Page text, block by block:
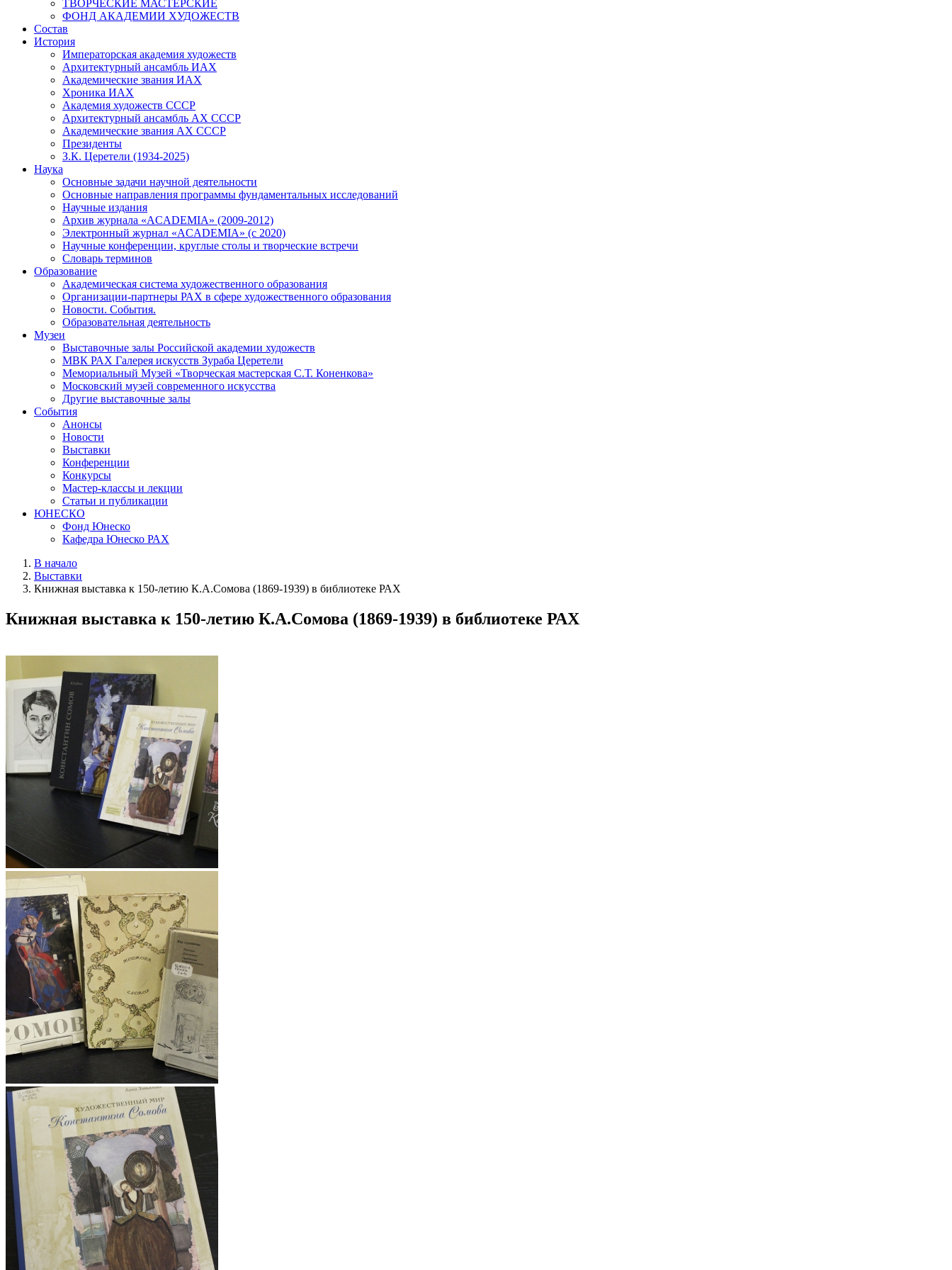
ТВОРЧЕСКИЕ МАСТЕРСКИЕ
ФОНД АКАДЕМИИ ХУДОЖЕСТВ
Состав
История
Императорская академия художеств
Архитектурный ансамбль ИАХ
Академические звания ИАХ
Хроника ИАХ
Академия художеств СССР
Архитектурный ансамбль АХ СССР
Академические звания АХ СССР
Президенты
З.К. Церетели (1934-2025)
Наука
Основные задачи научной деятельности
Основные направления программы фундаментальных исследований
Научные издания
Архив журнала «ACADEMIA» (2009-2012)
Электронный журнал «ACADEMIA» (с 2020)
Научные конференции, круглые столы и творческие встречи
Словарь терминов
Образование
Академическая система художественного образования
Организации-партнеры РАХ в сфере художественного образования
Новости. События.
Образовательная деятельность
Музеи
Выставочные залы Российской академии художеств
МВК РАХ Галерея искусств Зураба Церетели
Мемориальный Музей «Творческая мастерская С.Т. Коненкова»
Московский музей современного искусства
Другие выставочные залы
События
Анонсы
Новости
Выставки
Конференции
Конкурсы
Мастер-классы и лекции
Статьи и публикации
ЮНЕСКО
Фонд Юнеско
Кафедра Юнеско РАХ
В начало
Выставки
Книжная выставка к 150-летию К.А.Сомова (1869-1939) в библиотеке РАХ
Книжная выставка к 150-летию К.А.Сомова (1869-1939) в библиотеке РАХ